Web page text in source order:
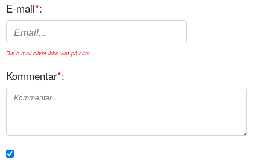
E-mail*:
Din e-mail bliver ikke vist på sitet.
Kommentar*: